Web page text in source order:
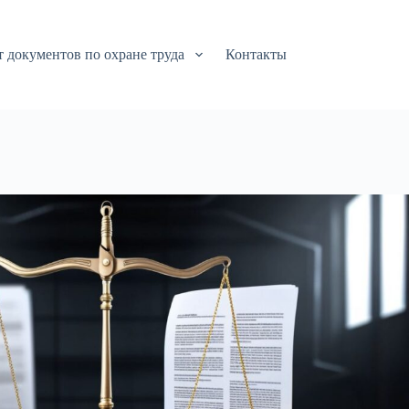
документов по охране труда Контакты